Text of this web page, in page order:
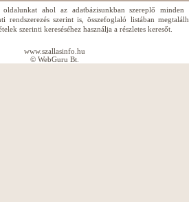
ahol az adatbázisunkban szereplő minden
rendszerezés szerint is, összefoglaló listában
szerinti kereséséhez használja a részletes keresőt.
www.szallasinfo.hu
© WebGuru Bt.